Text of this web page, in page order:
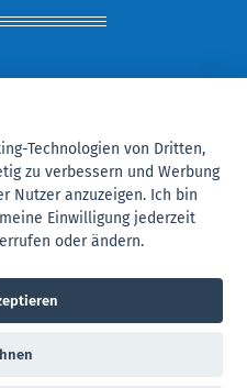
Technologien von Dritten,
zu verbessern und Werbung
Nutzer anzuzeigen. Ich bin
Einwilligung jederzeit
oder ändern.